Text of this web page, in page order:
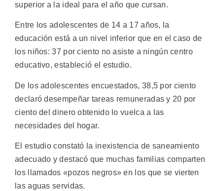
superior a la ideal para el año que cursan.
Entre los adolescentes de 14 a 17 años, la
educación está a un nivel inferior que en el caso de
los niños: 37 por ciento no asiste a ningún centro
educativo, estableció el estudio.
De los adolescentes encuestados, 38,5 por ciento
declaró desempeñar tareas remuneradas y 20 por
ciento del dinero obtenido lo vuelca a las
necesidades del hogar.
El estudio constató la inexistencia de saneamiento
adecuado y destacó que muchas familias comparten
los llamados «pozos negros» en los que se vierten
las aguas servidas.